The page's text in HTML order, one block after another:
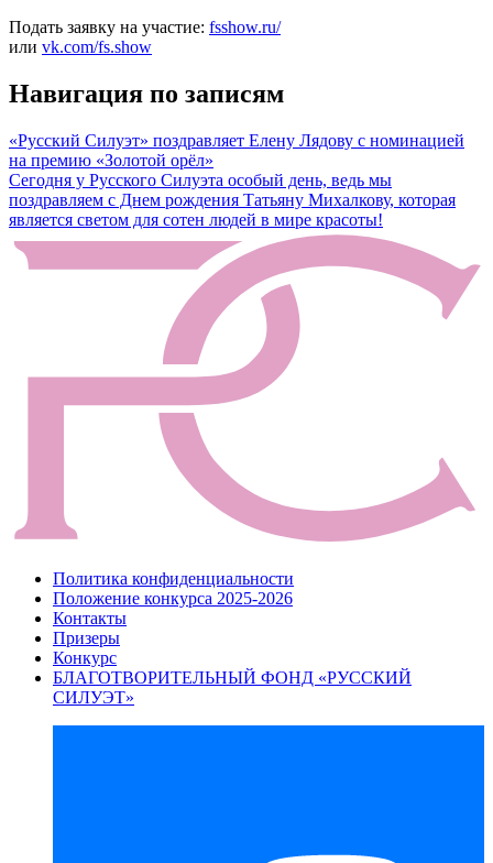
Подать заявку на участие: fsshow.ru/
или vk.com/fs.show
Навигация по записям
«Русский Силуэт» поздравляет Елену Лядову с номинацией
на премию «Золотой орёл»
Сегодня у Русского Силуэта особый день, ведь мы
поздравляем с Днем рождения Татьяну Михалкову, которая
является светом для сотен людей в мире красоты!
Политика конфиденциальности
Положение конкурса 2025-2026
Контакты
Призеры
Конкурс
БЛАГОТВОРИТЕЛЬНЫЙ ФОНД «РУССКИЙ
СИЛУЭТ»